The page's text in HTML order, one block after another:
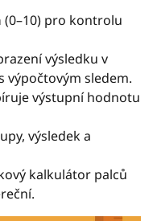
(0–10) pro kontrolu
výsledku v
výpočtovým sledem.
výstupní hodnotu
výsledek a
kalkulátor palců